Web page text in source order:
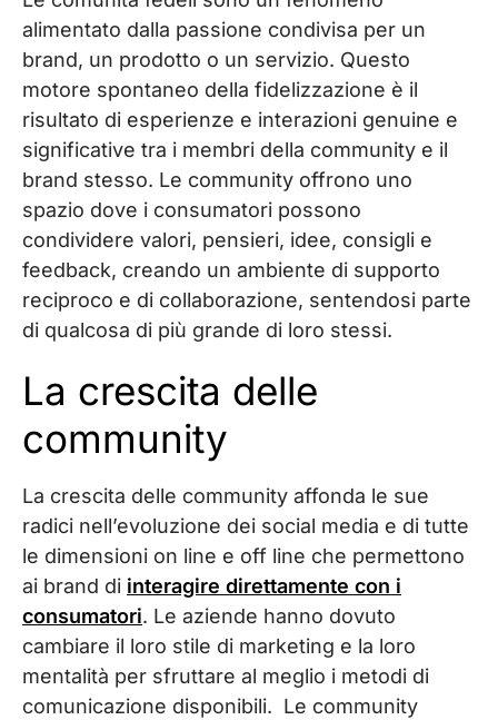
alimentato dalla passione condivisa per un
brand, un prodotto o un servizio. Questo
motore spontaneo della fidelizzazione è il
risultato di esperienze e interazioni genuine e
significative tra i membri della community e il
brand stesso. Le community offrono uno
spazio dove i consumatori possono
condividere valori, pensieri, idee, consigli e
feedback, creando un ambiente di supporto
reciproco e di collaborazione, sentendosi parte
di qualcosa di più grande di loro stessi.
La crescita delle
community
La crescita delle community affonda le sue
radici nell’evoluzione dei social media e di tutte
le dimensioni on line e off line che permettono
ai brand di interagire direttamente con i
consumatori. Le aziende hanno dovuto
cambiare il loro stile di marketing e la loro
mentalità per sfruttare al meglio i metodi di
comunicazione disponibili. Le community